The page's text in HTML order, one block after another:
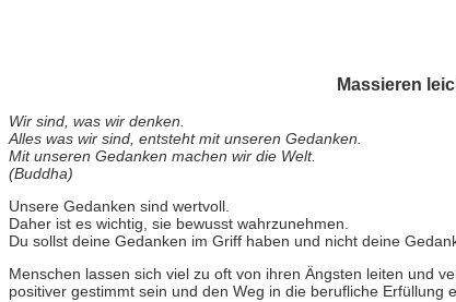
Massieren
Wir sind, was wir denken.
Alles was wir sind, entsteht mit unseren Gedanken.
Mit unseren Gedanken machen wir die Welt.
(Buddha)
Unsere Gedanken sind wertvoll.
Daher ist es wichtig, sie bewusst wahrzunehmen.
Du sollst deine Gedanken im Griff haben und nicht deine
Menschen lassen sich viel zu oft von ihren Ängsten leiten und
positiver gestimmt sein und den Weg in die berufliche Erfüllung